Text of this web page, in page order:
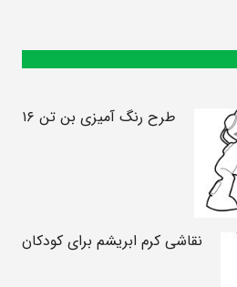
طرح رنگ آمیزی بن تن ۱۶
نقاشی کرم ابریشم برای کودکان